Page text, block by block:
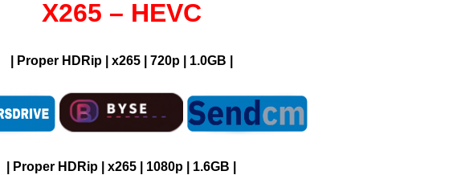
X265 – HEVC
| Proper HDRip | x265 | 720p | 1.0GB |
| Proper HDRip | x265 | 1080p | 1.6GB |